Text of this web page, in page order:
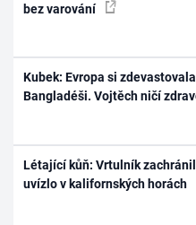
bez varování
Kubek: Evropa si
Bangladéši. Vojtěch ničí
Létající kůň: Vrtulník
uvízlo v kalifornských horách